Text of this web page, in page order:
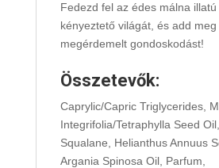
Fedezd fel az édes málna
kényeztető világát, és add
megérdemelt gondoskodást!
Összetevők:
Caprylic/Capric Triglycerides,
Integrifolia/Tetraphylla Seed Oil,
Squalane, Helianthus Annuus
Argania Spinosa Oil, Parfum,